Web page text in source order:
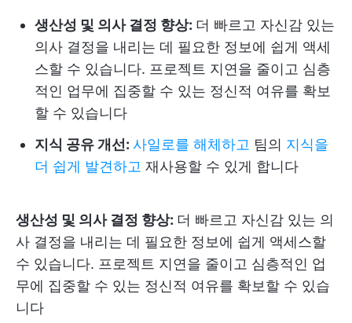
생산성 및 의사 결정 향상: 더 빠르고 자신감 있는
의사 결정을 내리는 데 필요한 정보에 쉽게 액세
스할 수 있습니다. 프로젝트 지연을 줄이고 심층
적인 업무에 집중할 수 있는 정신적 여유를 확보
할 수 있습니다
지식 공유 개선: 사일로를 해체하고 팀의 지식을
더 쉽게 발견하고 재사용할 수 있게 합니다
생산성 및 의사 결정 향상: 더 빠르고 자신감 있는 의
사 결정을 내리는 데 필요한 정보에 쉽게 액세스할
수 있습니다. 프로젝트 지연을 줄이고 심층적인 업
무에 집중할 수 있는 정신적 여유를 확보할 수 있습
니다